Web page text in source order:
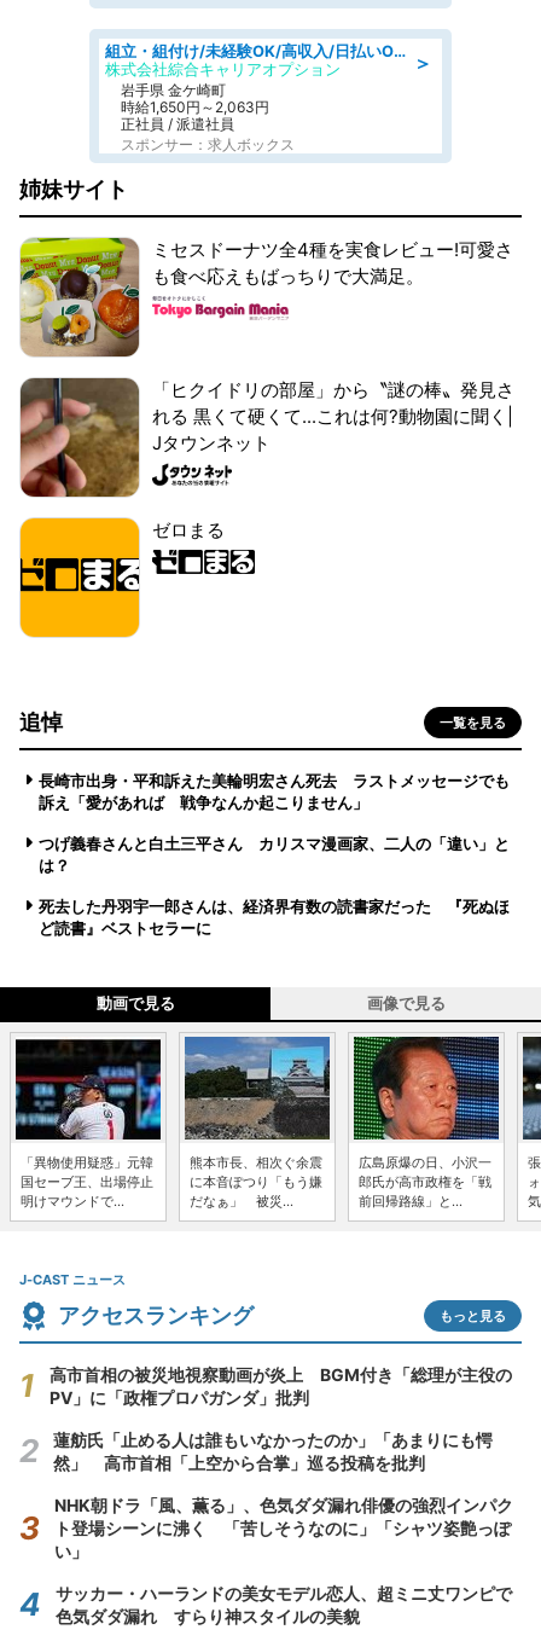
＞
組立・組付け/未経験OK/高収入/日払いOK/交替制/20・30・40代活躍中
株式会社綜合キャリアオプション
岩手県 金ケ崎町
時給1,650円～2,063円
正社員 / 派遣社員
スポンサー：求人ボックス
姉妹サイト
ミセスドーナツ全4種を実食レビュー!可愛さ
も食べ応えもばっちりで大満足。
「ヒクイドリの部屋」から〝謎の棒〟発見さ
れる 黒くて硬くて...これは何?動物園に聞く|
Jタウンネット
ゼロまる
追悼 一覧を見る
長崎市出身・平和訴えた美輪明宏さん死去 ラストメッセージでも
訴え「愛があれば 戦争なんか起こりません」
つげ義春さんと白土三平さん カリスマ漫画家、二人の「違い」と
は？
死去した丹羽宇一郎さんは、経済界有数の読書家だった 『死ぬほ
ど読書』ベストセラーに
動画で見る 画像で見る
「異物使用疑惑」元韓
国セーブ王、出場停止
明けマウンドで...
熊本市長、相次ぐ余震
に本音ぽつり「もう嫌
だなぁ」 被災...
広島原爆の日、小沢一
郎氏が高市政権を「戦
前回帰路線」と...
J-CAST ニュース
アクセスランキング もっと見る
高市首相の被災地視察動画が炎上 BGM付き「総理が主役の
PV」に「政権プロパガンダ」批判
蓮舫氏「止める人は誰もいなかったのか」「あまりにも愕
然」 高市首相「上空から合掌」巡る投稿を批判
NHK朝ドラ「風、薫る」、色気ダダ漏れ俳優の強烈インパク
ト登場シーンに沸く 「苦しそうなのに」「シャツ姿艶っぽ
い」
サッカー・ハーランドの美女モデル恋人、超ミニ丈ワンピで
色気ダダ漏れ すらり神スタイルの美貌